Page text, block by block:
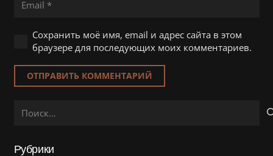
Сохранить моё имя, email и адрес сайта в этом
браузере для последующих моих комментариев.
ОТПРАВИТЬ КОММЕНТАРИЙ
Рубрики